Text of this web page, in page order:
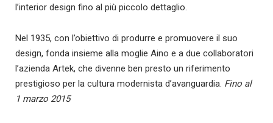
l’interior design fino al più piccolo dettaglio.
Nel 1935, con l’obiettivo di produrre e promuovere il suo
design, fonda insieme alla moglie Aino e a due collaboratori
l’azienda Artek, che divenne ben presto un riferimento
prestigioso per la cultura modernista d’avanguardia. Fino al
1 marzo 2015